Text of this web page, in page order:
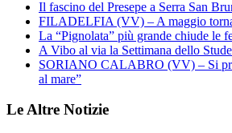
Il fascino del Presepe a Serra San
FILADELFIA (VV) – A maggio
La “Pignolata” più grande chiude le
A Vibo al via la Settimana dello
SORIANO CALABRO (VV) – Si
al mare”
Le Altre Notizie